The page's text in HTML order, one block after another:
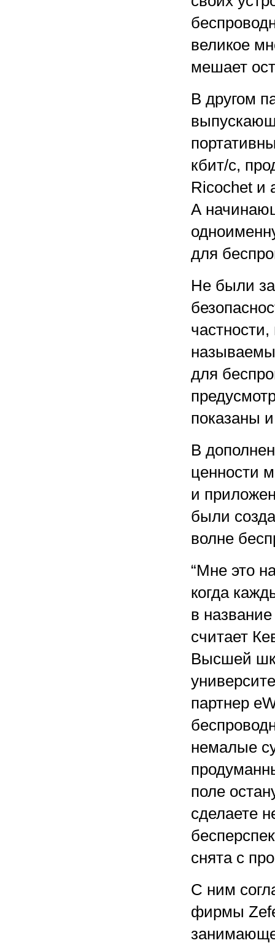
великое
мешает
В другом
кбит/с,
Ricochet и
А
для
Не были
для
показаны
В
ценности
и
были
волне
“Мне это
когда
в
считает
Высшей
партнер
немалые
поле
сделаете
снята с
С ним
фирмы